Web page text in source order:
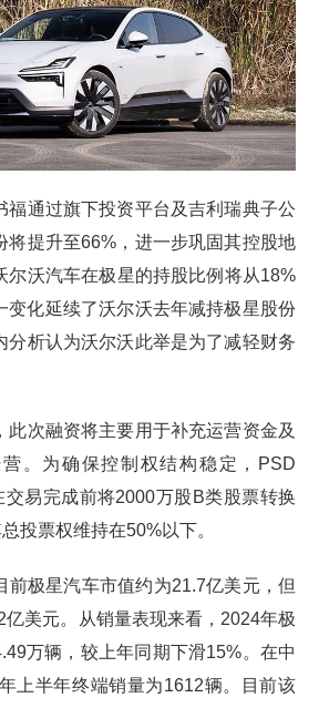
福通过旗下投资平台及吉利瑞典子公
将提升至66%，进一步巩固其控股地
尔沃汽车在极星的持股比例将从18%
变化延续了沃尔沃去年减持极星股份
分析认为沃尔沃此举是为了减轻财务
此次融资将主要用于补充运营资金及
。为确保控制权结构稳定，PSD
交易完成前将2000万股B类股票转换
投票权维持在50%以下。
前极星汽车市值约为21.7亿美元，但
亿美元。从销量表现来看，2024年极
万辆，较上年同期下滑15%。在中
上半年终端销量为1612辆。目前该